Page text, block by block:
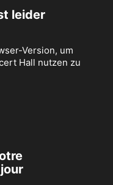
leider
Version, um
Hall nutzen zu